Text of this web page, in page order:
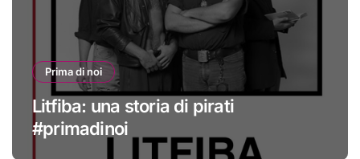
Prima di noi
Litfiba: una storia di pirati
#primadinoi